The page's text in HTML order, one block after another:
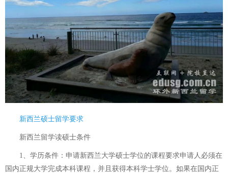
新西兰硕士留学要求
新西兰留学读硕士条件
1、学历条件：申请新西兰大学硕士学位的课程要求申请人必须在
国内正规大学完成本科课程，并且获得本科学士学位。如果在国内正